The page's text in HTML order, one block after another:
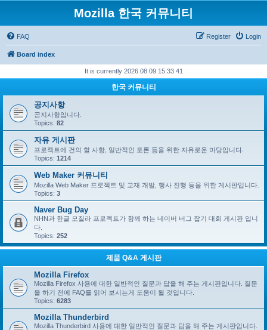
Mozilla 한국 커뮤니티
FAQ Login
Register
Board index
It is currently 2026 08 09 15:33 41
한국 커뮤니티
공지사항
공지사항입니다.
Topics: 82
자유 게시판
프로젝트에 건의 할 사항, 일반적인 토론 등을 위한 자유로운 마당입니다.
Topics: 1214
Web Maker 커뮤니티
Mozilla Web Maker 프로젝트 및 교재 개발, 행사 진행 등을 위한 게시판입니다.
Topics: 3
Naver Bug Day
NHN과 한글 모질라 프로젝트가 함께 하는 네이버 버그 잡기 대회 게시판 입니
다.
Topics: 252
제품 Q&A 게시판
Mozilla Firefox
Mozilla Firefox 사용에 대한 일반적인 질문과 답을 해 주는 게시판입니다. 질문
을 하기 전에 FAQ를 읽어 보시는게 도움이 될 것입니다.
Topics: 6283
Mozilla Thunderbird
Mozilla Thunderbird 사용에 대한 일반적인 질문과 답을 해 주는 게시판입니다.